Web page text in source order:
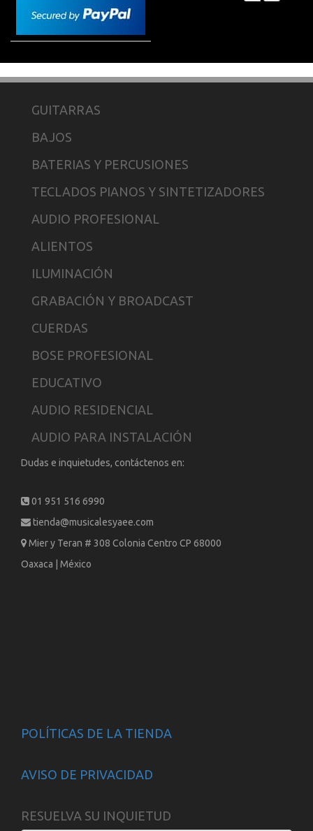
GUITARRAS
BAJOS
BATERIAS Y PERCUSIONES
TECLADOS PIANOS Y SINTETIZADORES
AUDIO PROFESIONAL
ALIENTOS
ILUMINACIÓN
GRABACIÓN Y BROADCAST
CUERDAS
BOSE PROFESIONAL
EDUCATIVO
AUDIO RESIDENCIAL
AUDIO PARA INSTALACIÓN
Dudas e inquietudes, contáctenos en:
01 951 516 6990
tienda@musicalesyaee.com
Mier y Teran # 308 Colonia Centro CP 68000
Oaxaca | México
POLÍTICAS DE LA TIENDA
AVISO DE PRIVACIDAD
RESUELVA SU INQUIETUD